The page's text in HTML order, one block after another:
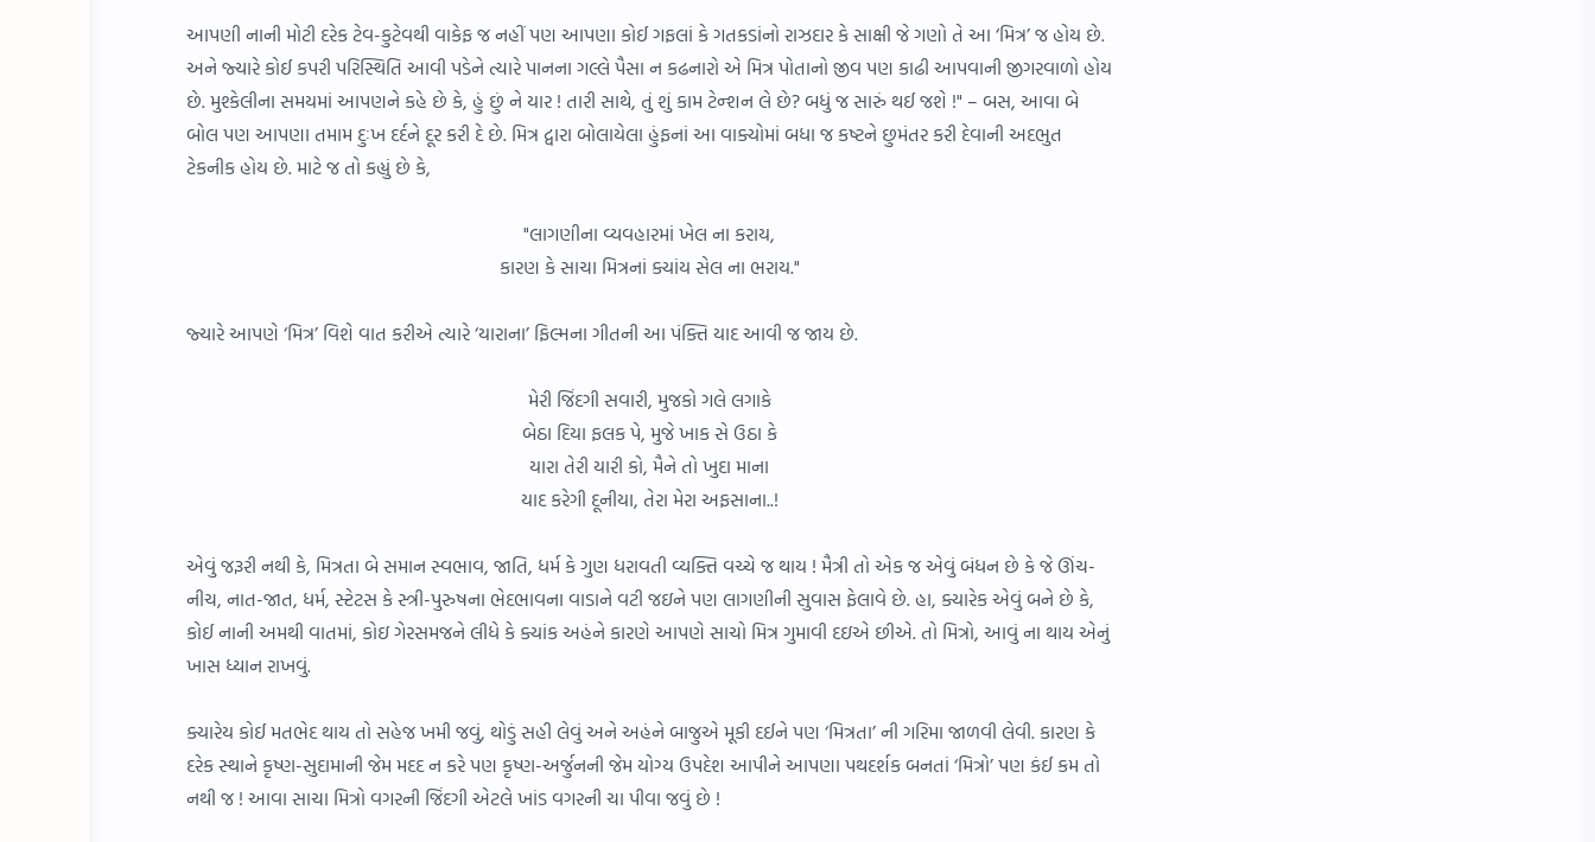
આપણી નાની મોટી દરેક ટેવ-કુટેવથી વાકેફ જ નહીં પણ આપણા કોઈ ગફલાં કે ગતકડાંનો રાઝદાર કે સાક્ષી જે ગણો તે આ ‘મિત્ર’ જ હોય છે.
અને જ્યારે કોઈ કપરી પરિસ્થિતિ આવી પડેને ત્યારે પાનના ગલ્લે પૈસા ન કઢનારો એ મિત્ર પોતાનો જીવ પણ કાઢી આપવાની જીગરવાળો હોય
છે. મુશ્કેલીના સમયમાં આપણને કહે છે કે, હું છું ને યાર ! તારી સાથે, તું શું કામ ટેન્શન લે છે? બધું જ સારું થઈ જશે !" – બસ, આવા બે
બોલ પણ આપણા તમામ દુઃખ દર્દને દૂર કરી દે છે. મિત્ર દ્વારા બોલાયેલા હુંફનાં આ વાક્યોમાં બધા જ કષ્ટને છુમંતર કરી દેવાની અદભુત
ટેકનીક હોય છે. માટે જ તો કહ્યું છે કે,
"લાગણીના વ્યવહારમાં ખેલ ના કરાય,
કારણ કે સાચા મિત્રનાં ક્યાંય સેલ ના ભરાય."
જ્યારે આપણે ‘મિત્ર’ વિશે વાત કરીએ ત્યારે ‘યારાના’ ફિલ્મના ગીતની આ પંક્તિ યાદ આવી જ જાય છે.
મેરી જિંદગી સવારી, મુજકો ગલે લગાકે
બેઠા દિયા ફલક પે, મુજે ખાક સે ઉઠા કે
યારા તેરી યારી કો, મૈને તો ખુદા માના
યાદ કરેગી દૂનીયા, તેરા મેરા અફસાના..!
એવું જરૂરી નથી કે, મિત્રતા બે સમાન સ્વભાવ, જાતિ, ધર્મ કે ગુણ ધરાવતી વ્યક્તિ વચ્ચે જ થાય ! મૈત્રી તો એક જ એવું બંધન છે કે જે ઊંચ-
નીચ, નાત-જાત, ધર્મ, સ્ટેટસ કે સ્ત્રી-પુરુષના ભેદભાવના વાડાને વટી જઇને પણ લાગણીની સુવાસ ફેલાવે છે. હા, ક્યારેક એવું બને છે કે,
કોઈ નાની અમથી વાતમાં, કોઇ ગેરસમજને લીધે કે ક્યાંક અહંને કારણે આપણે સાચો મિત્ર ગુમાવી દઇએ છીએ. તો મિત્રો, આવું ના થાય એનું
ખાસ ધ્યાન રાખવું.
ક્યારેય કોઈ મતભેદ થાય તો સહેજ ખમી જવું, થોડું સહી લેવું અને અહંને બાજુએ મૂકી દઈને પણ ‘મિત્રતા’ ની ગરિમા જાળવી લેવી. કારણ કે
દરેક સ્થાને કૃષ્ણ-સુદામાની જેમ મદદ ન કરે પણ કૃષ્ણ-અર્જુનની જેમ યોગ્ય ઉપદેશ આપીને આપણા પથદર્શક બનતાં ‘મિત્રો’ પણ કંઈ કમ તો
નથી જ ! આવા સાચા મિત્રો વગરની જિંદગી એટલે ખાંડ વગરની ચા પીવા જવું છે !